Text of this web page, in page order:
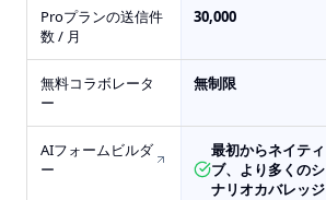
Proプランの送信件
数 / 月
30,000
無料コラボレータ
ー
無制限
AIフォームビルダ
ー
最初からネイティ
ブ、より多くのシ
ナリオカバレッジ